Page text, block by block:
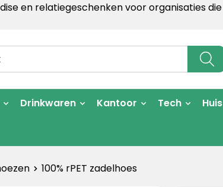
en relatiegeschenken voor organisaties die
Drinkwaren Kantoor Tech Huis
100% rPET zadelhoes